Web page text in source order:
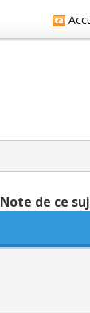
Note de ce